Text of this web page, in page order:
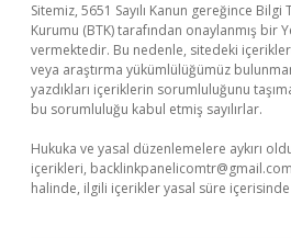
Sitemiz, 5651 Sayılı Kanun gereğince
Kurumu (BTK) tarafından onaylanmış bir
vermektedir. Bu nedenle, sitedeki
veya araştırma yükümlülüğümüz
yazdıkları içeriklerin sorumluluğunu
bu sorumluluğu kabul etmiş sayılırlar.
Hukuka ve yasal düzenlemelere aykırı
içerikleri, backlinkpanelicomtr@gmail.com
halinde, ilgili içerikler yasal süre içerisinde